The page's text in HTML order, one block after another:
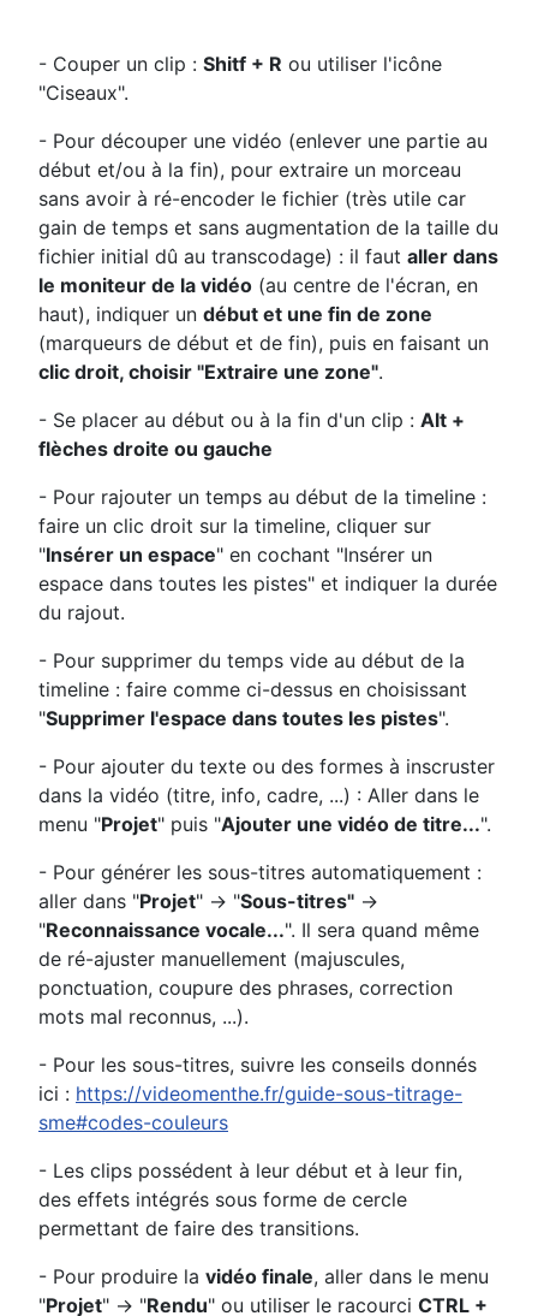
- Couper un clip : Shitf + R ou utiliser l'icône
"Ciseaux".
- Pour découper une vidéo (enlever une partie au
début et/ou à la fin), pour extraire un morceau
sans avoir à ré-encoder le fichier (très utile car
gain de temps et sans augmentation de la taille du
fichier initial dû au transcodage) : il faut aller dans
le moniteur de la vidéo (au centre de l'écran, en
haut), indiquer un début et une fin de zone
(marqueurs de début et de fin), puis en faisant un
clic droit, choisir "Extraire une zone".
- Se placer au début ou à la fin d'un clip : Alt +
flèches droite ou gauche
- Pour rajouter un temps au début de la timeline :
faire un clic droit sur la timeline, cliquer sur
"Insérer un espace" en cochant "Insérer un
espace dans toutes les pistes" et indiquer la durée
du rajout.
- Pour supprimer du temps vide au début de la
timeline : faire comme ci-dessus en choisissant
"Supprimer l'espace dans toutes les pistes".
- Pour ajouter du texte ou des formes à inscruster
dans la vidéo (titre, info, cadre, ...) : Aller dans le
menu "Projet" puis "Ajouter une vidéo de titre...".
- Pour générer les sous-titres automatiquement :
aller dans "Projet" -> "Sous-titres" ->
"Reconnaissance vocale...". Il sera quand même
de ré-ajuster manuellement (majuscules,
ponctuation, coupure des phrases, correction
mots mal reconnus, ...).
- Pour les sous-titres, suivre les conseils donnés
ici : https://videomenthe.fr/guide-sous-titrage-
sme#codes-couleurs
- Les clips possédent à leur début et à leur fin,
des effets intégrés sous forme de cercle
permettant de faire des transitions.
- Pour produire la vidéo finale, aller dans le menu
"Projet" -> "Rendu" ou utiliser le racourci CTRL +